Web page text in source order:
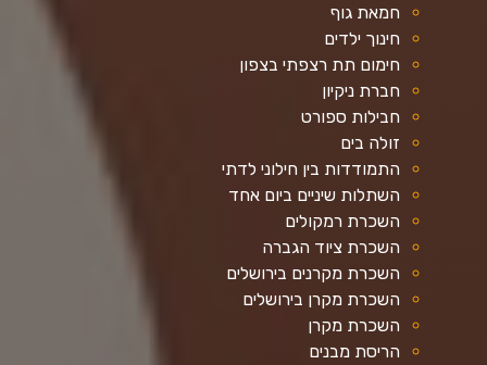
חמאת גוף
חינוך ילדים
חימום תת רצפתי בצפון
חברת ניקיון
חבילות ספורט
זולה בים
התמודדות בין חילוני לדתי
השתלות שיניים ביום אחד
השכרת רמקולים
השכרת ציוד הגברה
השכרת מקרנים בירושלים
השכרת מקרן בירושלים
השכרת מקרן
הריסת מבנים